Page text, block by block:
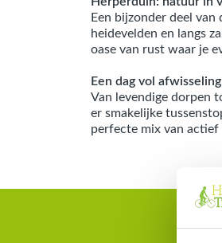
Een bijzonder deel
heidevelden en langs
oase van rust waar je
Een dag vol
Van levendige dorpen
er smakelijke
perfecte mix van actief